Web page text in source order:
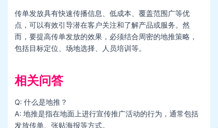
传单发放具有快速传播信息、低成本、覆盖范围广等优
点，可以有效引导潜在客户关注和了解产品或服务。然
而，要提高传单发放的效果，必须结合周密的地推策略，
包括目标定位、场地选择、人员培训等。
相关问答
Q: 什么是地推？
A: 地推是指在地面上进行宣传推广活动的行为，通常包括
发放传单、张贴海报等方式。